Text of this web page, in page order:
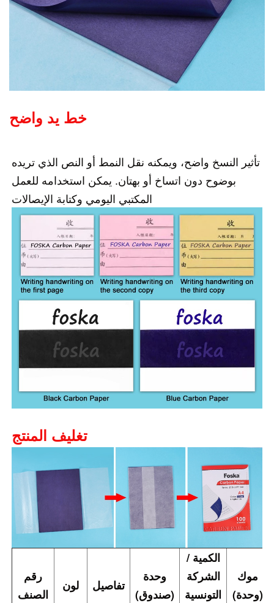
خط يد واضح
تأثير النسخ واضح، ويمكنه نقل النمط أو النص الذي تريده
بوضوح دون اتساخ أو بهتان. يمكن استخدامه للعمل
المكتبي اليومي وكتابة الإيصالات
تغليف المنتج
رقم
الصنف
لون تفاصيل
وحدة
(صندوق)
الكمية /
الشركة
التونسية
موك
(وحدة)